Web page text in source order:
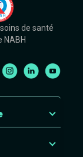
de santé
NABH